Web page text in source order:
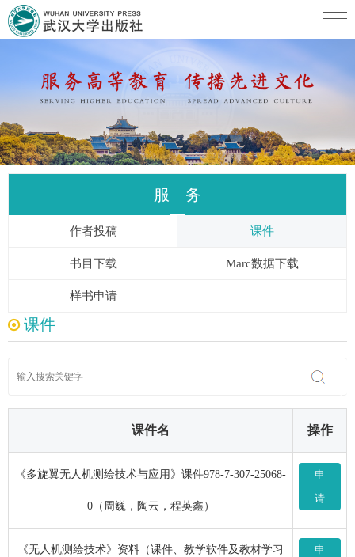
服 务
作者投稿 课件
书目下载 Marc数据下载
样书申请
课件
课件名 操作
《多旋翼无人机测绘技术与应用》课件978-7-307-25068-
0（周巍，陶云，程英鑫）
申
请
《无人机测绘技术》资料（课件、教学软件及教材学习
申